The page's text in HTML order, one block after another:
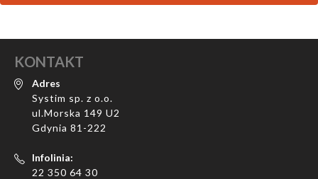
KONTAKT
Adres
Systim sp. z o.o.
ul.Morska 149 U2
Gdynia 81-222
Infolinia:
22 350 64 30